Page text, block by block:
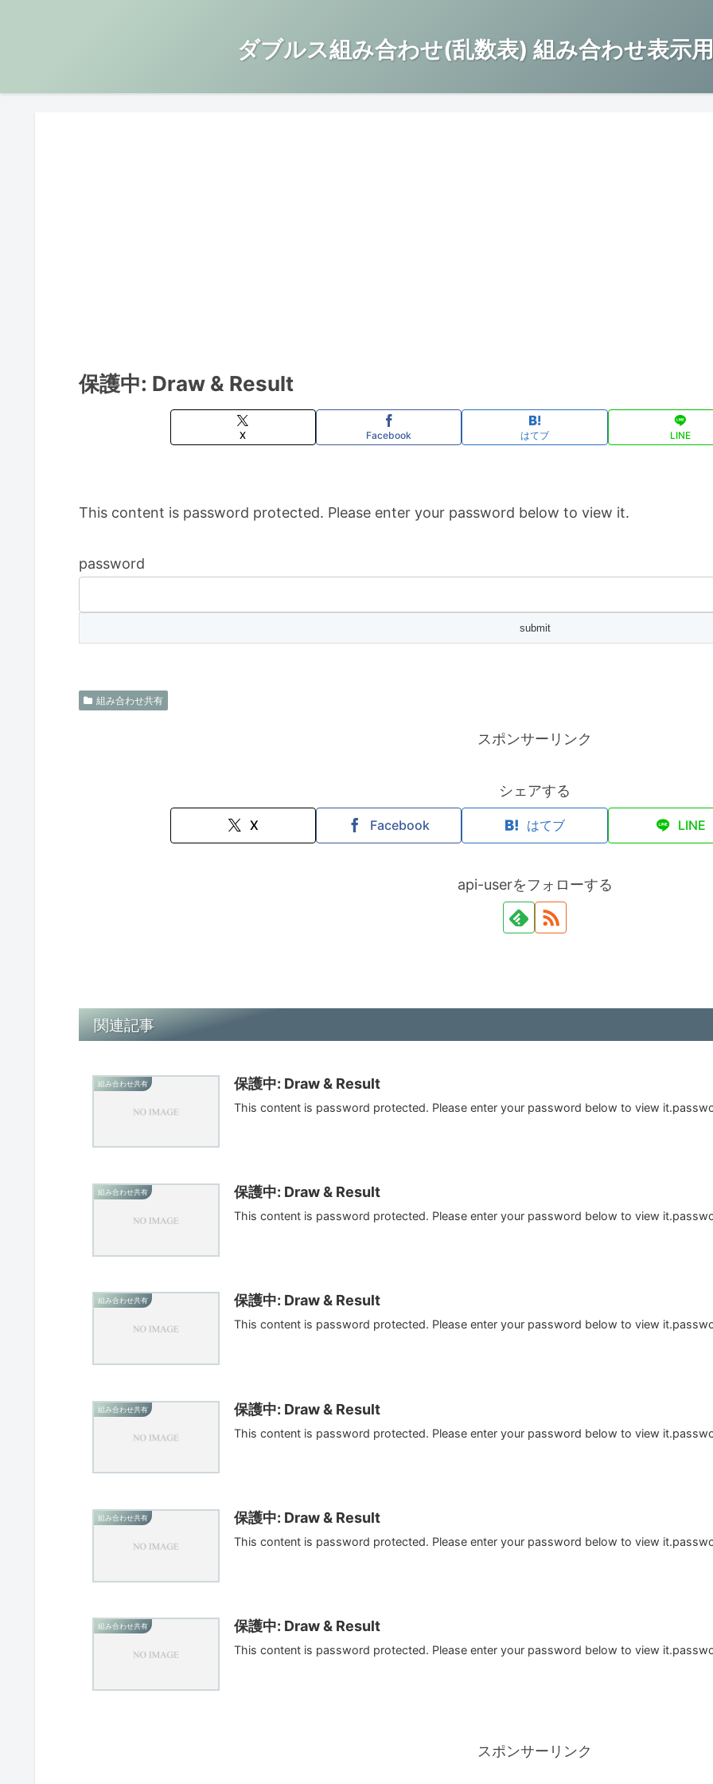
ダブルス組み合わせ(乱数表) 組み合わせ表示
保護中: Draw & Result
X Facebook はてブ LINE
This content is password protected. Please enter your password below to view it.
password
組み合わせ共有
スポンサーリンク
シェアする
X Facebook はてブ LINE
api-userをフォローする
関連記事
組み合わせ共有 保護中: Draw & Result
This content is password protected. Please enter your password below to view
組み合わせ共有 保護中: Draw & Result
This content is password protected. Please enter your password below to view
組み合わせ共有 保護中: Draw & Result
This content is password protected. Please enter your password below to view
組み合わせ共有 保護中: Draw & Result
This content is password protected. Please enter your password below to view
組み合わせ共有 保護中: Draw & Result
This content is password protected. Please enter your password below to view
組み合わせ共有 保護中: Draw & Result
This content is password protected. Please enter your password below to view
スポンサーリンク